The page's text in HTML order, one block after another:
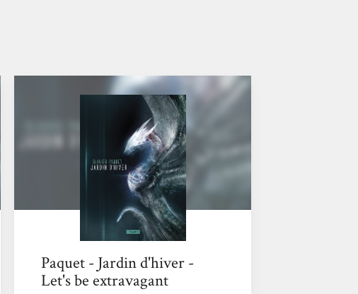
Paquet - Jardin d'hiver -
Let's be extravagant